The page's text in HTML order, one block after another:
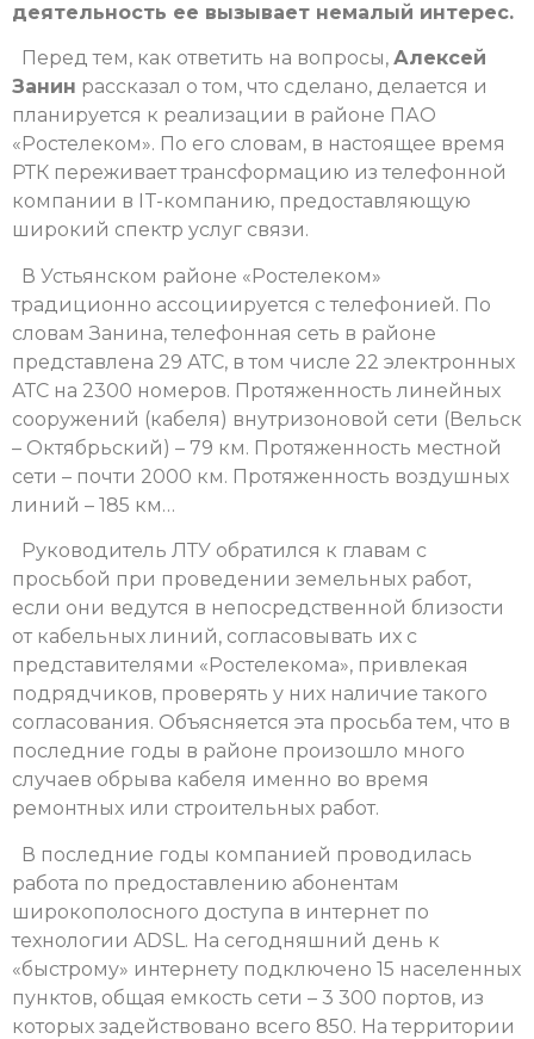
деятельность ее вызывает немалый интерес.
Перед тем, как ответить на вопросы, Алексей
Занин рассказал о том, что сделано, делается и
планируется к реализации в районе ПАО
«Ростелеком». По его словам, в настоящее время
РТК переживает трансформацию из телефонной
компании в IT-компанию, предоставляющую
широкий спектр услуг связи.
В Устьянском районе «Ростелеком»
традиционно ассоциируется с телефонией. По
словам Занина, телефонная сеть в районе
представлена 29 АТС, в том числе 22 электронных
АТС на 2300 номеров. Протяженность линейных
сооружений (кабеля) внутризоновой сети (Вельск
– Октябрьский) – 79 км. Протяженность местной
сети – почти 2000 км. Протяженность воздушных
линий – 185 км…
Руководитель ЛТУ обратился к главам с
просьбой при проведении земельных работ,
если они ведутся в непосредственной близости
от кабельных линий, согласовывать их с
представителями «Ростелекома», привлекая
подрядчиков, проверять у них наличие такого
согласования. Объясняется эта просьба тем, что в
последние годы в районе произошло много
случаев обрыва кабеля именно во время
ремонтных или строительных работ.
В последние годы компанией проводилась
работа по предоставлению абонентам
широкополосного доступа в интернет по
технологии ADSL. На сегодняшний день к
«быстрому» интернету подключено 15 населенных
пунктов, общая емкость сети – 3 300 портов, из
которых задействовано всего 850. На территории